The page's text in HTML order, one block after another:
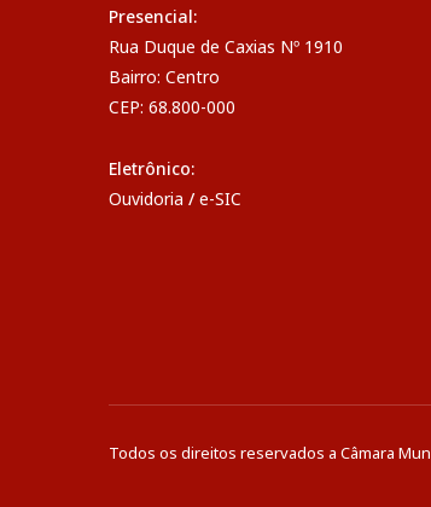
Presencial:
Rua Duque de Caxias Nº 1910
Bairro: Centro
CEP: 68.800-000
Eletrônico:
Ouvidoria / e-SIC
Todos os direitos reservados a Câmara